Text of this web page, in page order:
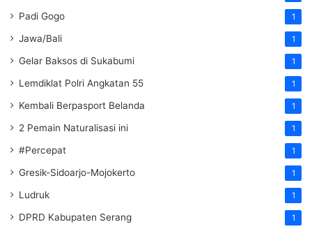
Padi Gogo 1
Jawa/Bali 1
Gelar Baksos di Sukabumi 1
Lemdiklat Polri Angkatan 55 1
Kembali Berpasport Belanda 1
2 Pemain Naturalisasi ini 1
#Percepat 1
Gresik-Sidoarjo-Mojokerto 1
Ludruk 1
DPRD Kabupaten Serang 1